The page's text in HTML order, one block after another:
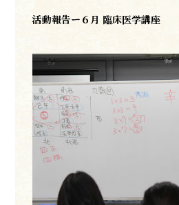
活動報告ー６月 臨床医学講座